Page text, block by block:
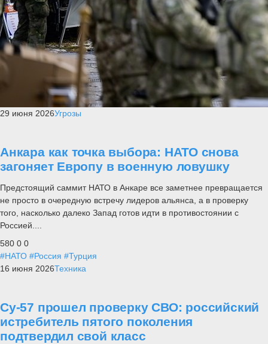
29 июня 2026Угрозы
Анкара как точка выбора: НАТО снова
загоняет Европу в военную ловушку
Предстоящий саммит НАТО в Анкаре все заметнее превращается
не просто в очередную встречу лидеров альянса, а в проверку
того, насколько далеко Запад готов идти в противостоянии с
Россией....
580 0 0
#НАТО #Россия #Турция
16 июня 2026Техника
Су-57 прошел проверку СВО: российский
истребитель пятого поколения
подтвердил свой класс